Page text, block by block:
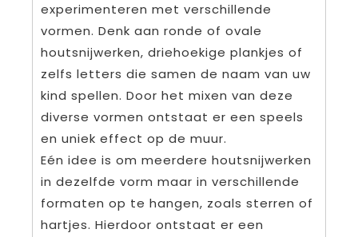
experimenteren met verschillende
vormen. Denk aan ronde of ovale
houtsnijwerken, driehoekige plankjes of
zelfs letters die samen de naam van uw
kind spellen. Door het mixen van deze
diverse vormen ontstaat er een speels
en uniek effect op de muur.
Eén idee is om meerdere houtsnijwerken
in dezelfde vorm maar in verschillende
formaten op te hangen, zoals sterren of
hartjes. Hierdoor ontstaat er een